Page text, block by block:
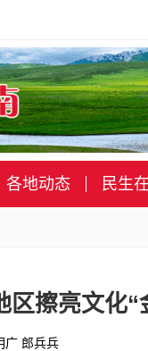
各地动态 民生
擦亮文化“
郎兵兵